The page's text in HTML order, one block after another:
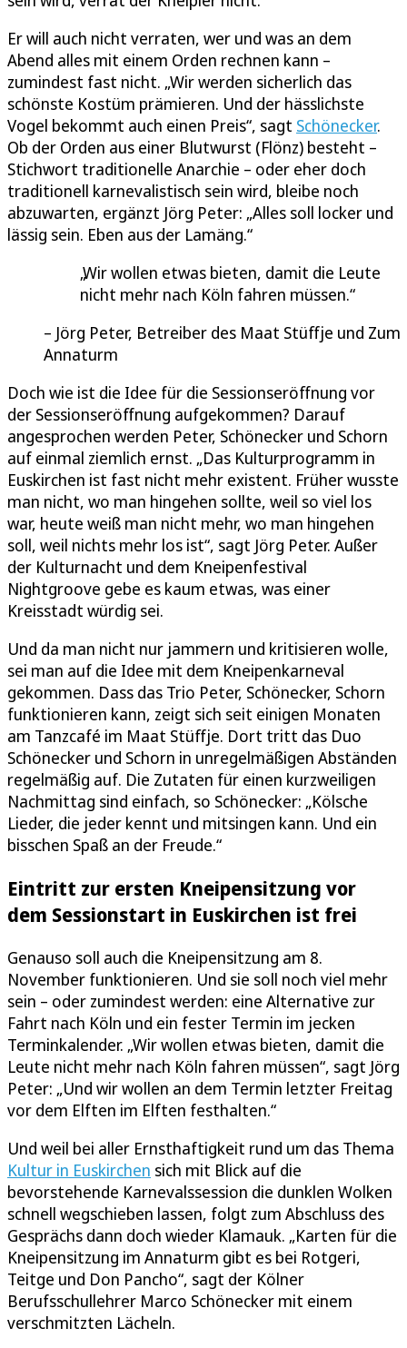
Er will auch nicht verraten, wer und was an dem
Abend alles mit einem Orden rechnen kann –
zumindest fast nicht. „Wir werden sicherlich das
schönste Kostüm prämieren. Und der hässlichste
Vogel bekommt auch einen Preis“, sagt Schönecker.
Ob der Orden aus einer Blutwurst (Flönz) besteht –
Stichwort traditionelle Anarchie – oder eher doch
traditionell karnevalistisch sein wird, bleibe noch
abzuwarten, ergänzt Jörg Peter: „Alles soll locker und
lässig sein. Eben aus der Lamäng.“
Wir wollen etwas bieten, damit die Leute
nicht mehr nach Köln fahren müssen.
Jörg Peter, Betreiber des Maat Stüffje und Zum
Annaturm
Doch wie ist die Idee für die Sessionseröffnung vor
der Sessionseröffnung aufgekommen? Darauf
angesprochen werden Peter, Schönecker und Schorn
auf einmal ziemlich ernst. „Das Kulturprogramm in
Euskirchen ist fast nicht mehr existent. Früher wusste
man nicht, wo man hingehen sollte, weil so viel los
war, heute weiß man nicht mehr, wo man hingehen
soll, weil nichts mehr los ist“, sagt Jörg Peter. Außer
der Kulturnacht und dem Kneipenfestival
Nightgroove gebe es kaum etwas, was einer
Kreisstadt würdig sei.
Und da man nicht nur jammern und kritisieren wolle,
sei man auf die Idee mit dem Kneipenkarneval
gekommen. Dass das Trio Peter, Schönecker, Schorn
funktionieren kann, zeigt sich seit einigen Monaten
am Tanzcafé im Maat Stüffje. Dort tritt das Duo
Schönecker und Schorn in unregelmäßigen Abständen
regelmäßig auf. Die Zutaten für einen kurzweiligen
Nachmittag sind einfach, so Schönecker: „Kölsche
Lieder, die jeder kennt und mitsingen kann. Und ein
bisschen Spaß an der Freude.“
Eintritt zur ersten Kneipensitzung vor
dem Sessionstart in Euskirchen ist frei
Genauso soll auch die Kneipensitzung am 8.
November funktionieren. Und sie soll noch viel mehr
sein – oder zumindest werden: eine Alternative zur
Fahrt nach Köln und ein fester Termin im jecken
Terminkalender. „Wir wollen etwas bieten, damit die
Leute nicht mehr nach Köln fahren müssen“, sagt Jörg
Peter: „Und wir wollen an dem Termin letzter Freitag
vor dem Elften im Elften festhalten.“
Und weil bei aller Ernsthaftigkeit rund um das Thema
Kultur in Euskirchen sich mit Blick auf die
bevorstehende Karnevalssession die dunklen Wolken
schnell wegschieben lassen, folgt zum Abschluss des
Gesprächs dann doch wieder Klamauk. „Karten für die
Kneipensitzung im Annaturm gibt es bei Rotgeri,
Teitge und Don Pancho“, sagt der Kölner
Berufsschullehrer Marco Schönecker mit einem
verschmitzten Lächeln.